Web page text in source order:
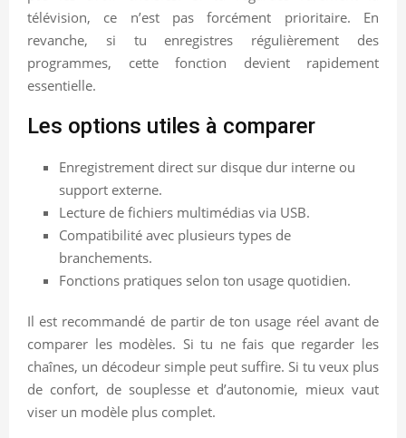
télévision, ce n’est pas forcément prioritaire. En
revanche, si tu enregistres régulièrement des
programmes, cette fonction devient rapidement
essentielle.
Les options utiles à comparer
Enregistrement direct sur disque dur interne ou
support externe.
Lecture de fichiers multimédias via USB.
Compatibilité avec plusieurs types de
branchements.
Fonctions pratiques selon ton usage quotidien.
Il est recommandé de partir de ton usage réel avant de
comparer les modèles. Si tu ne fais que regarder les
chaînes, un décodeur simple peut suffire. Si tu veux plus
de confort, de souplesse et d’autonomie, mieux vaut
viser un modèle plus complet.